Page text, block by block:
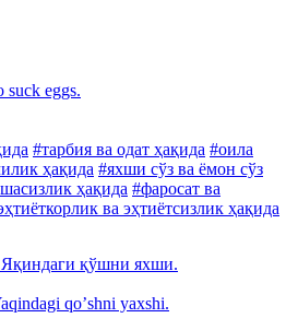
suck eggs.
#тарбия ва одат ҳақида #оила
ҳақида #яхши сўз ва ёмон сўз
ҳақида #фаросат ва
ва эҳтиётсизлик ҳақида
қўшни яхши.
qoʼshni yaxshi.